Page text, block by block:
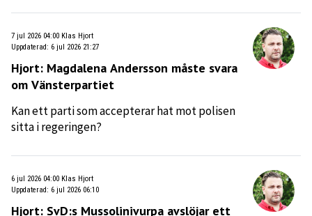
7 jul 2026 04:00 Klas Hjort
Uppdaterad: 6 jul 2026 21:27
Hjort: Magdalena Andersson måste svara
om Vänsterpartiet
Kan ett parti som accepterar hat mot polisen
sitta i regeringen?
6 jul 2026 04:00 Klas Hjort
Uppdaterad: 6 jul 2026 06:10
Hjort: SvD:s Mussolinivurpa avslöjar ett